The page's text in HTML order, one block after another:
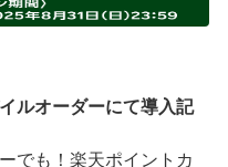
ルオーダーにて導入記
でも！楽天ポイントカ